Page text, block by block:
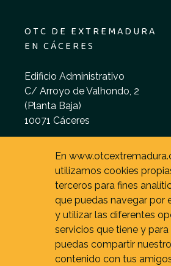
OTC DE EXTREMADURA
EN CÁCERES
Edificio Administrativo
C/ Arroyo de Valhondo, 2
(Planta Baja)
10071 Cáceres
De 9 - 15 h. (L - V)
En
utilizamos cookies
terceros para fines
que puedas navegar por
y utilizar las diferentes
servicios que tiene y para
puedas compartir nuestro
contenido con tus